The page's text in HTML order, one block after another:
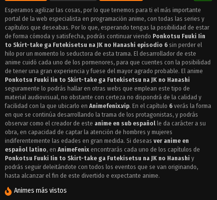
Esperamos agilizar las cosas, por lo que tenemos para ti el más importante
portal de la web especialista en programación anime, con todas las series y
capítulos que deseabas. Por lo que, esperando tengas la posibilidad de estar
de forma cómoda y satisfecha, podrás continuar viendo Ponkotsu Fuuki Iin
to Skirt-take ga Futekisetsu na JK no Hanashi episodio 6 sin perder el
hilo por un momento lo seductora de esta trama. El desarrollador de este
anime cuidó cada uno de los pormenores, para que cuentes con la posibilidad
de tener una gran experiencia y fuese del mayor agrado probable. El anime
Ponkotsu Fuuki Iin to Skirt-take ga Futekisetsu na JK no Hanashi
seguramente lo podrás hallar en otras webs que emplean este tipo de
material audiovisual, no obstante con certeza no dispondrá de la calidad y
facilidad con la que ubicarlo en Animefenix.vip. En el capítulo 6 verás la forma
en que se continúa desarrollando la trama de los protagonistas, y podrás
observar como el creador de este anime en sub español le da carácter a su
obra, en capacidad de captar la atención de hombres y mujeres
indiferentemente las edades en gran medida. Si deseas ver anime en
español latino, en AnimeFenix encontrarás cada uno de los capítulos de
Ponkotsu Fuuki Iin to Skirt-take ga Futekisetsu na JK no Hanashi y
podrás seguir deleitándote con todos los eventos que se van originando,
hasta alcanzar el fin de este divertido e expectante anime.
Animes más vistos